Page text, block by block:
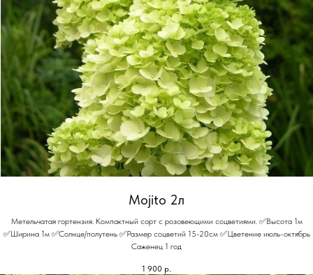
Mojito 2л
Метельчатая гортензия. Компактный сорт с розовеющими соцветиями. ✅Высота 1м
✅Ширина 1м ✅Солнце/полутень ✅Размер соцветий 15-20см ✅Цветение июль-октябрь
Саженец 1 год
1 900 р.